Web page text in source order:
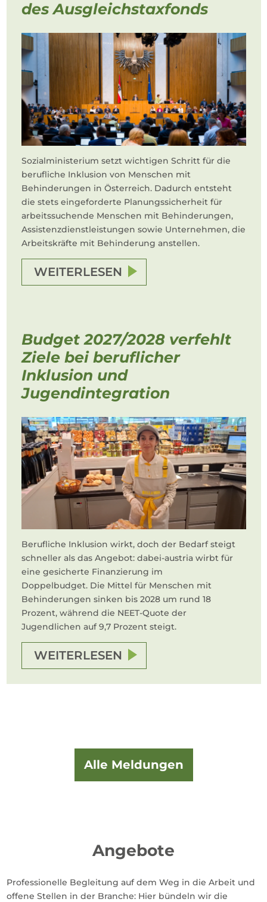
des Ausgleichstaxfonds
Sozialministerium setzt wichtigen Schritt für die
berufliche Inklusion von Menschen mit
Behinderungen in Österreich. Dadurch entsteht
die stets eingeforderte Planungssicherheit für
arbeitssuchende Menschen mit Behinderungen,
Assistenzdienstleistungen sowie Unternehmen, die
Arbeitskräfte mit Behinderung anstellen.
WEITERLESEN
Budget 2027/2028 verfehlt
Ziele bei beruflicher
Inklusion und
Jugendintegration
Berufliche Inklusion wirkt, doch der Bedarf steigt
schneller als das Angebot: dabei-austria wirbt für
eine gesicherte Finanzierung im
Doppelbudget. Die Mittel für Menschen mit
Behinderungen sinken bis 2028 um rund 18
Prozent, während die NEET-Quote der
Jugendlichen auf 9,7 Prozent steigt.
WEITERLESEN
Alle Meldungen
Angebote
Professionelle Begleitung auf dem Weg in die Arbeit und
offene Stellen in der Branche: Hier bündeln wir die